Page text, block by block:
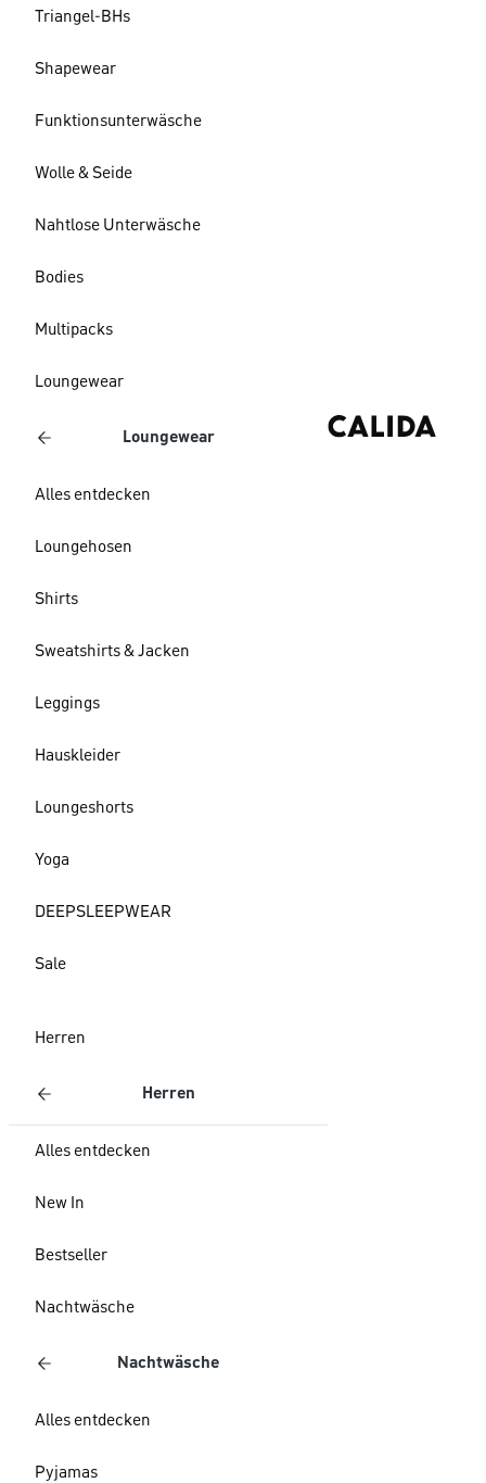
Triangel-BHs
Shapewear
Funktionsunterwäsche
Wolle & Seide
Nahtlose Unterwäsche
Bodies
Multipacks
Loungewear
Loungewear
Alles entdecken
Loungehosen
Shirts
Sweatshirts & Jacken
Leggings
Hauskleider
Loungeshorts
Yoga
DEEPSLEEPWEAR
Sale
Herren
Herren
Alles entdecken
New In
Bestseller
Nachtwäsche
Nachtwäsche
Alles entdecken
Pyjamas